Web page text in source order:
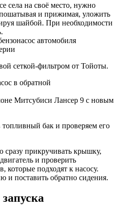
села на своё место, нужно
пошатывая и прижимая, уложить
шайбой. При необходимости
сеткой-фильтром от Тойоты.
в обратной
топливный бак и проверяем его
сразу прикручивать крышку,
и проверить
которые подходят к насосу.
и поставить обратно сидения.